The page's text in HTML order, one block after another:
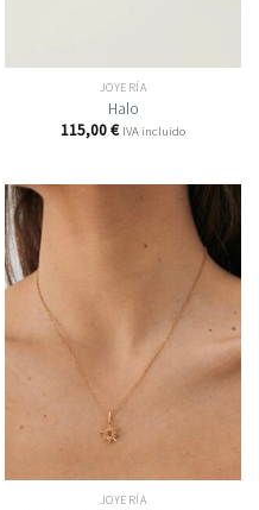
JOYERÍA
Halo
115,00€ IVA incluido
JOYERÍA